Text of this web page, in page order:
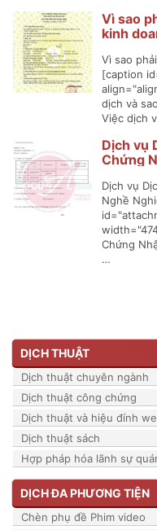
Vì sao
kinh
Vì sao
[caption
dịch và
Việc dịch
Dịch vụ
Chứng
Dịch vụ
Nghề
Chứng
…
DỊCH THUẬT
Dịch thuật chuyên ngành
Dịch thuật công chứng
Dịch thuật và hiệu đính
Dịch thuật sách
Hợp pháp hóa lãnh sự
DỊCH ĐA PHƯƠNG TIỆN
Chèn phụ đề Phim video